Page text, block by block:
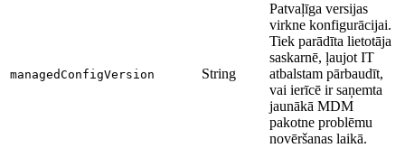
managedConfigVersion String
Patvaļīga versijas
virkne konfigurācijai.
Tiek parādīta lietotāja
saskarnē, ļaujot IT
atbalstam pārbaudīt,
vai ierīcē ir saņemta
jaunākā MDM
pakotne problēmu
novēršanas laikā.